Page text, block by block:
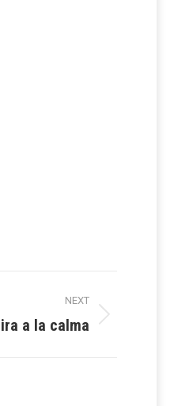
NEXT
a la calma